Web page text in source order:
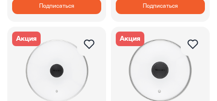
Подписаться Подписаться
Акция Акция